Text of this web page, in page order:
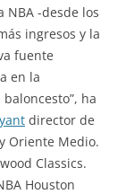
-desde los
ingresos y la
fuente
en la
ha
director de
Oriente Medio.
Classics.
Houston